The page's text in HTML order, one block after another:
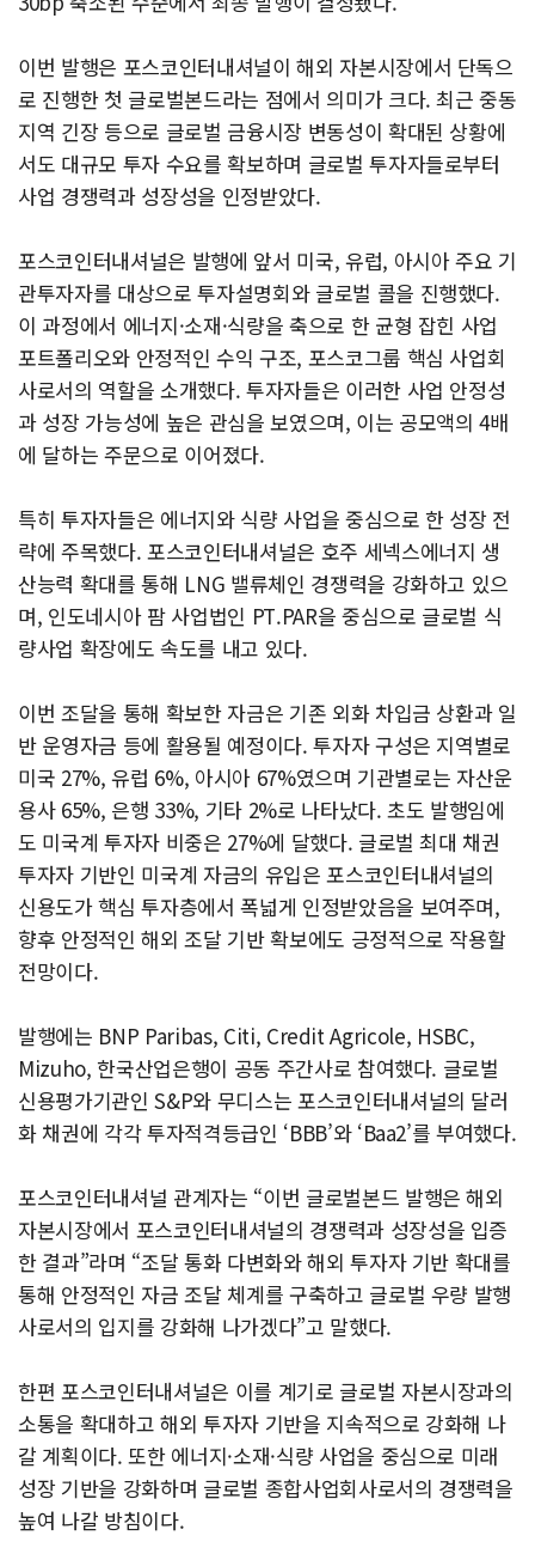
이번 발행은 포스코인터내셔널이 해외 자본시장에서 단독으
로 진행한 첫 글로벌본드라는 점에서 의미가 크다. 최근 중동
지역 긴장 등으로 글로벌 금융시장 변동성이 확대된 상황에
서도 대규모 투자 수요를 확보하며 글로벌 투자자들로부터
사업 경쟁력과 성장성을 인정받았다.
포스코인터내셔널은 발행에 앞서 미국, 유럽, 아시아 주요 기
관투자자를 대상으로 투자설명회와 글로벌 콜을 진행했다.
이 과정에서 에너지·소재·식량을 축으로 한 균형 잡힌 사업
포트폴리오와 안정적인 수익 구조, 포스코그룹 핵심 사업회
사로서의 역할을 소개했다. 투자자들은 이러한 사업 안정성
과 성장 가능성에 높은 관심을 보였으며, 이는 공모액의 4배
에 달하는 주문으로 이어졌다.
특히 투자자들은 에너지와 식량 사업을 중심으로 한 성장 전
략에 주목했다. 포스코인터내셔널은 호주 세넥스에너지 생
산능력 확대를 통해 LNG 밸류체인 경쟁력을 강화하고 있으
며, 인도네시아 팜 사업법인 PT.PAR을 중심으로 글로벌 식
량사업 확장에도 속도를 내고 있다.
이번 조달을 통해 확보한 자금은 기존 외화 차입금 상환과 일
반 운영자금 등에 활용될 예정이다. 투자자 구성은 지역별로
미국 27%, 유럽 6%, 아시아 67%였으며 기관별로는 자산운
용사 65%, 은행 33%, 기타 2%로 나타났다. 초도 발행임에
도 미국계 투자자 비중은 27%에 달했다. 글로벌 최대 채권
투자자 기반인 미국계 자금의 유입은 포스코인터내셔널의
신용도가 핵심 투자층에서 폭넓게 인정받았음을 보여주며,
향후 안정적인 해외 조달 기반 확보에도 긍정적으로 작용할
전망이다.
발행에는 BNP Paribas, Citi, Credit Agricole, HSBC,
Mizuho, 한국산업은행이 공동 주간사로 참여했다. 글로벌
신용평가기관인 S&P와 무디스는 포스코인터내셔널의 달러
화 채권에 각각 투자적격등급인 ‘BBB’와 ‘Baa2’를 부여했다.
포스코인터내셔널 관계자는 “이번 글로벌본드 발행은 해외
자본시장에서 포스코인터내셔널의 경쟁력과 성장성을 입증
한 결과”라며 “조달 통화 다변화와 해외 투자자 기반 확대를
통해 안정적인 자금 조달 체계를 구축하고 글로벌 우량 발행
사로서의 입지를 강화해 나가겠다”고 말했다.
한편 포스코인터내셔널은 이를 계기로 글로벌 자본시장과의
소통을 확대하고 해외 투자자 기반을 지속적으로 강화해 나
갈 계획이다. 또한 에너지·소재·식량 사업을 중심으로 미래
성장 기반을 강화하며 글로벌 종합사업회사로서의 경쟁력을
높여 나갈 방침이다.